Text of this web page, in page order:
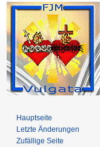
Hauptseite
Letzte Änderungen
Zufällige Seite